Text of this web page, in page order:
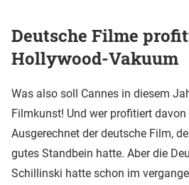
Deutsche Filme
Hollywood-Vakuum
Was also soll Cannes in diesem
Filmkunst! Und wer profitiert
Ausgerechnet der deutsche Film,
gutes Standbein hatte. Aber die
Schillinski hatte schon im